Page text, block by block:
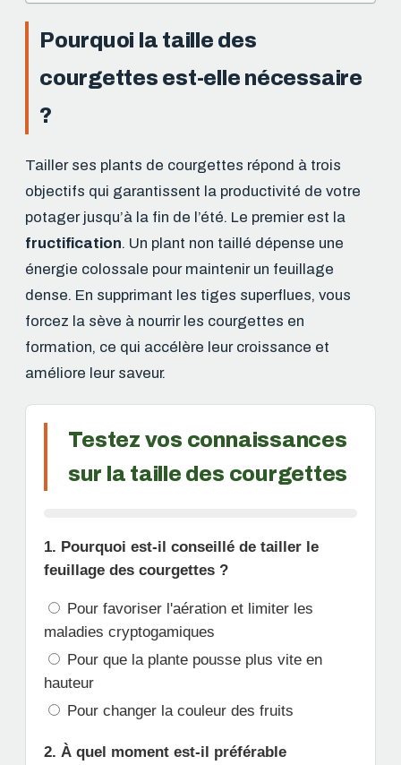
Pourquoi la taille des
courgettes est-elle nécessaire
?
Tailler ses plants de courgettes répond à trois
objectifs qui garantissent la productivité de votre
potager jusqu’à la fin de l’été. Le premier est la
fructification. Un plant non taillé dépense une
énergie colossale pour maintenir un feuillage
dense. En supprimant les tiges superflues, vous
forcez la sève à nourrir les courgettes en
formation, ce qui accélère leur croissance et
améliore leur saveur.
Testez vos connaissances
sur la taille des courgettes
1. Pourquoi est-il conseillé de tailler le
feuillage des courgettes ?
Pour favoriser l'aération et limiter les
maladies cryptogamiques
Pour que la plante pousse plus vite en
hauteur
Pour changer la couleur des fruits
2. À quel moment est-il préférable